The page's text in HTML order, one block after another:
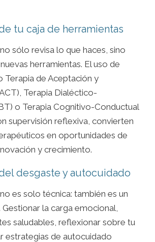
tu caja de herramientas
sólo revisa lo que haces, sino
herramientas. El uso de
de Aceptación y
Terapia Dialéctico-
o Terapia Cognitivo-Conductual
supervisión reflexiva, convierten
en oportunidades de
y crecimiento.
desgaste y autocuidado
es solo técnica: también es un
la carga emocional,
saludables, reflexionar sobre tu
estrategias de autocuidado